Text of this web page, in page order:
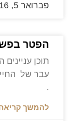
פברואר 5, 2016
הפטר
תוכן
עבר של
.
להמשך